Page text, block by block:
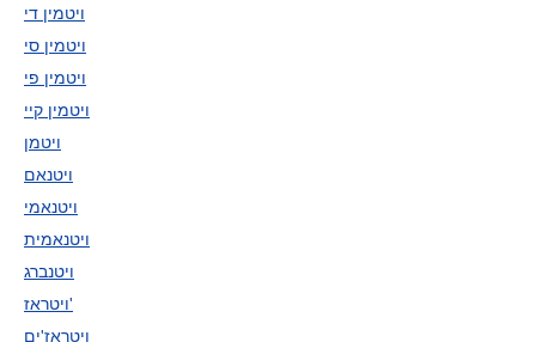
ויטמין די
ויטמין סי
ויטמין פי
ויטמין קיי
ויטמן
ויטנאם
ויטנאמי
ויטנאמית
ויטנברג
ויטראז'
ויטראז'ים